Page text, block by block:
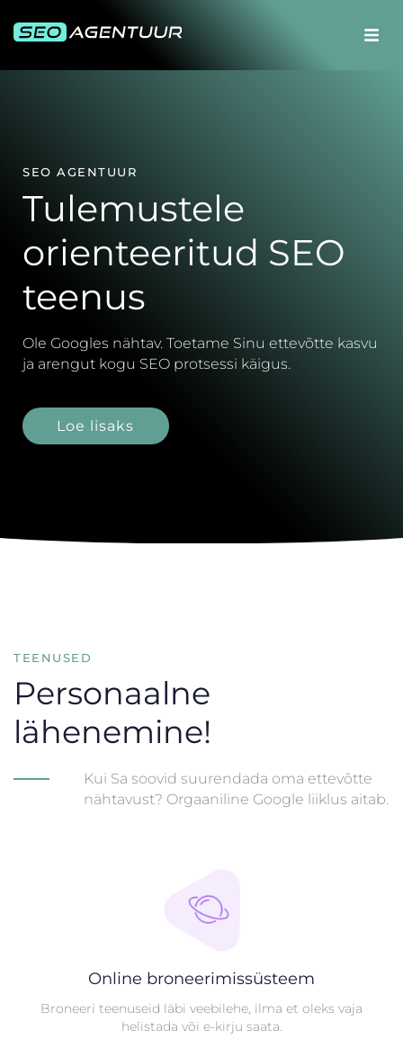
SEO AGENTUUR
Tulemustele
orienteeritud SEO
teenus
Ole Googles nähtav. Toetame Sinu ettevõtte kasvu
ja arengut kogu SEO protsessi käigus.
Loe lisaks
TEENUSED
Personaalne
lähenemine!
Kui Sa soovid suurendada oma ettevõtte
nähtavust? Orgaaniline Google liiklus aitab.
Online broneerimissüsteem
Broneeri teenuseid läbi veebilehe, ilma et oleks vaja
helistada või e-kirju saata.